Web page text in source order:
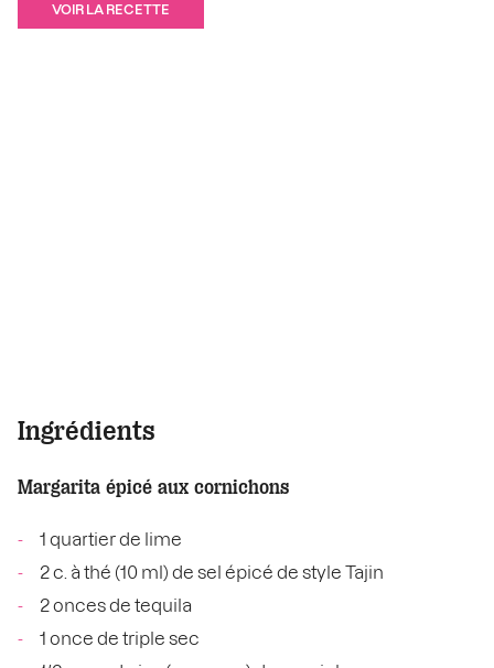
VOIR LA RECETTE
Ingrédients
Margarita épicé aux cornichons
1 quartier de lime
2 c. à thé (10 ml) de sel épicé de style Tajin
2 onces de tequila
1 once de triple sec